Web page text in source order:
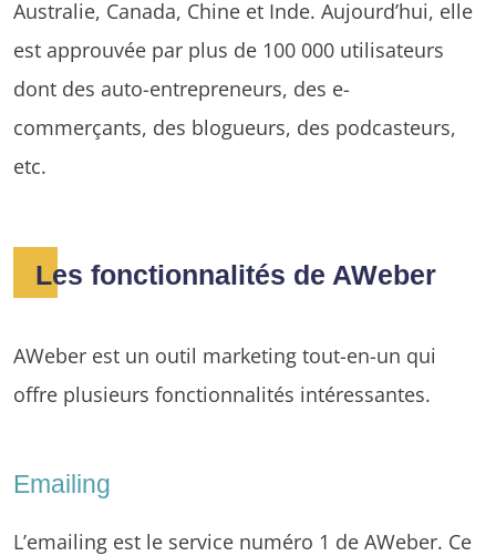
Australie, Canada, Chine et Inde. Aujourd’hui, elle
est approuvée par plus de 100 000 utilisateurs
dont des auto-entrepreneurs, des e-
commerçants, des blogueurs, des podcasteurs,
etc.
Les fonctionnalités de AWeber
AWeber est un outil marketing tout-en-un qui
offre plusieurs fonctionnalités intéressantes.
Emailing
L’emailing est le service numéro 1 de AWeber. Ce